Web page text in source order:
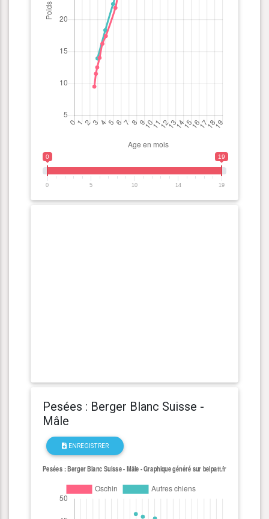
0 19
0 5 10 14 19
Pesées : Berger Blanc Suisse -
Mâle
ENREGISTRER